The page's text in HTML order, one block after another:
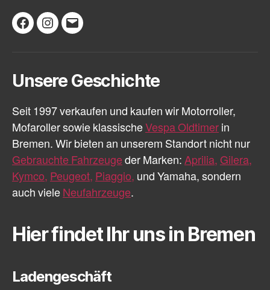
Facebook
Instagram
E-
Unsere Geschichte
Seit 1997 verkaufen und kaufen wir Motorroller,
Mofaroller sowie klassischeVespa Oldtimer in
Bremen. Wir bieten an unserem Standort nicht nur
Gebrauchte Fahrzeugeder Marken: Aprilia, Gilera,
Kymco, Peugeot, Piaggio, und Yamaha, sondern
auch viele Neufahrzeuge.
Hier findet Ihr uns in Bremen
Ladengeschäft